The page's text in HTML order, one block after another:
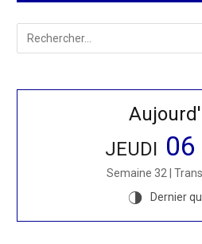
JEUDI 06
Semaine 32 |
T Dernier